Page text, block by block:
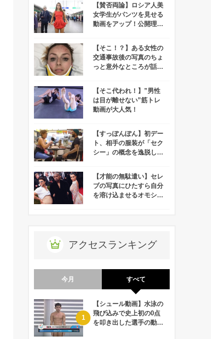
【賛否両論】ロシア人美
女学生がパンツを見せる
動画をアップ！公開理由
【そこ！？】ある女性の
交通事故後の写真のちょ
っと意外なところが話題
【そこ代われ！】”男性
は目が離せない”筋トレ
動画が大人気！
【すっぽんぽん】初デー
ト、相手の服装が「セク
シー」の概念を逸脱して
【才能の無駄遣い】セレ
ブの写真にひたすら自分
を溶け込ませるオモシロ
アクセスランキング
今月 すべて
【シュール動画】水泳の
飛び込みで史上初の0点
を叩き出した選手の動画